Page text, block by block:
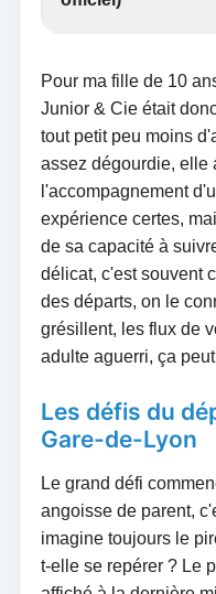
Pour ma fille de 10
Junior & Cie était
tout petit peu moins
assez dégourdie, elle
l'accompagnement
expérience certes,
de sa capacité à
délicat, c'est souvent
des départs, on le
grésillent, les flux de
adulte aguerri, ça
Les défis du
Gare-de-Lyon
Le grand défi
angoisse de parent,
imagine toujours le
t-elle se repérer ? Le